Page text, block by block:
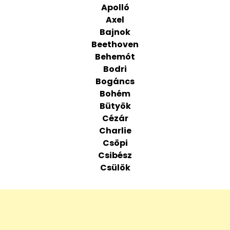
Apolló
Axel
Bajnok
Beethoven
Behemót
Bodri
Bogáncs
Bohém
Bütyök
Cézár
Charlie
Csöpi
Csibész
Csülök